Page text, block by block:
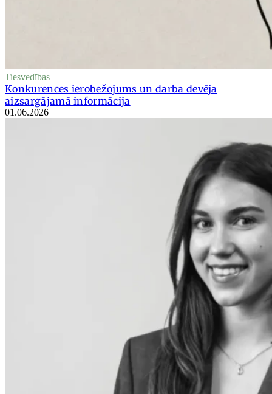
Tiesvedības
Konkurences ierobežojums un darba devēja
aizsargājamā informācija
01.06.2026